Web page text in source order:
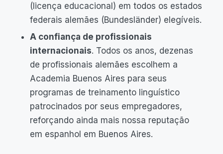
(licença educacional) em todos os estados
federais alemães (Bundesländer) elegíveis.
A confiança de profissionais
internacionais. Todos os anos, dezenas
de profissionais alemães escolhem a
Academia Buenos Aires para seus
programas de treinamento linguístico
patrocinados por seus empregadores,
reforçando ainda mais nossa reputação
em espanhol em Buenos Aires.